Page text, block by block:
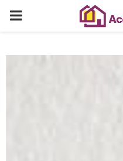
PRIMARY